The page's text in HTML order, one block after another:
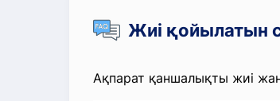
Жиі қойылатын
Ақпарат қаншалықты жиі